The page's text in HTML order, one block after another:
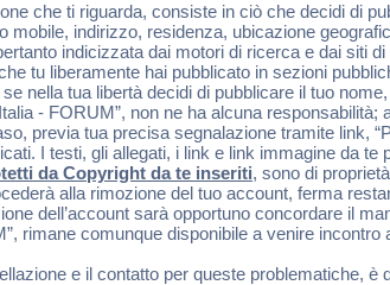
che ti riguarda, consiste in ciò che decidi di
mobile, indirizzo, residenza, ubicazione
indicizzata dai motori di ricerca e dai siti
tu liberamente hai pubblicato in sezioni
nella tua libertà decidi di pubblicare il tuo
- FORUM”, non ne ha alcuna
previa tua precisa segnalazione tramite link,
I testi, gli allegati, i link e link immagine da
da Copyright da te inseriti, sono di
alla rimozione del tuo account, ferma
dell’account sarà opportuno concordare il
rimane comunque disponibile a venire
e il contatto per queste problematiche,